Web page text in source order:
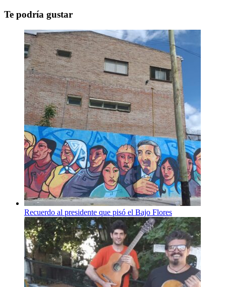
Te podría gustar
Recuerdo al presidente que pisó el Bajo Flores